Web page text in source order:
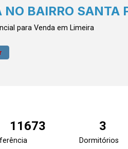
BAIRRO SANTA
para Venda em Limeira
11673 3
Dormitórios